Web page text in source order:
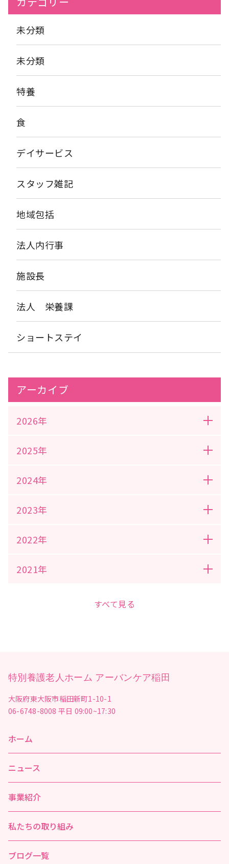
ょっと一休み！
デイサービスのご利用者以外にも上の階の入
居者様 グループホームの入居者様たちも参加され、毎回この時間
を楽しまれています(*^-^*) 楽しい時間はあっという間に過ぎま
した。しめくくりはいつもの定番「好きになった人」ご利用者に
カラオケを歌って頂きました！
すずらん会のみなさんにはボ
ランティア終了時いつもみなさんと握手をして頂いています
(*^^)v また次回も楽しみにしていますヾ(≧▽≦)ﾉ いつもあり
がとうございます(*^-^*)
未分類
未分類
特養
食
デイサービス
スタッフ雑記
地域包括
法人内行事
施設長
法人 栄養課
ショートステイ
アーカイブ
2026年
2025年
2024年
2023年
2022年
2021年
すべて見る
特別養護老人ホーム アーバンケア稲田
大阪府東大阪市稲田新町1-10-1
06-6748-8008 平日 09:00~17:30
ホーム
ニュース
事業紹介
私たちの取り組み
ブログ一覧